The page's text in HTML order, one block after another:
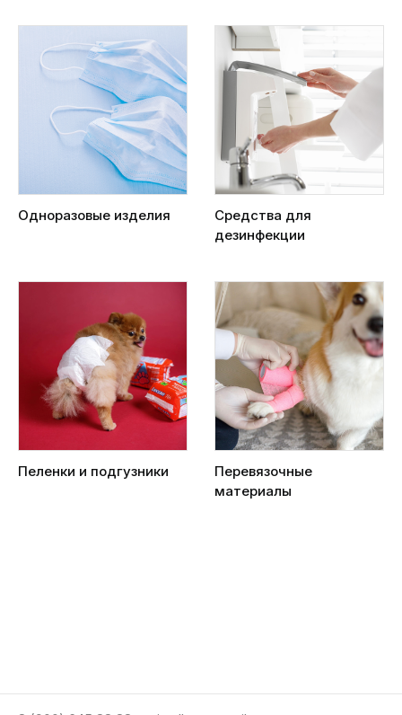
Одноразовые изделия
Средства для
дезинфекции
Пеленки и подгузники
Перевязочные
материалы